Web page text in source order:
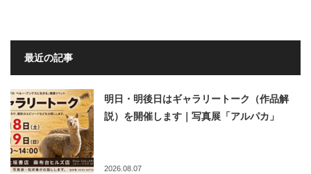
最近の記事
明日・明後日はギャラリートーク（作品解
説）を開催します｜写真展「アルパカ」
2026.08.07